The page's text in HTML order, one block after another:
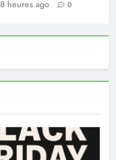
8 heures ago 0